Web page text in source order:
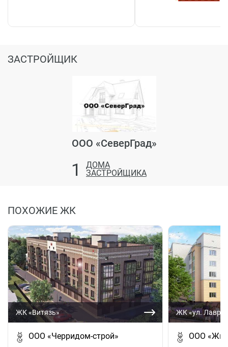
ЗАСТРОЙЩИК
ООО «СеверГрад»
1
ДОМА
ЗАСТРОЙЩИКА
ПОХОЖИЕ ЖК
ЖК «Витязь»
ООО «Черридом-строй»
ЖК «ул.
ООО